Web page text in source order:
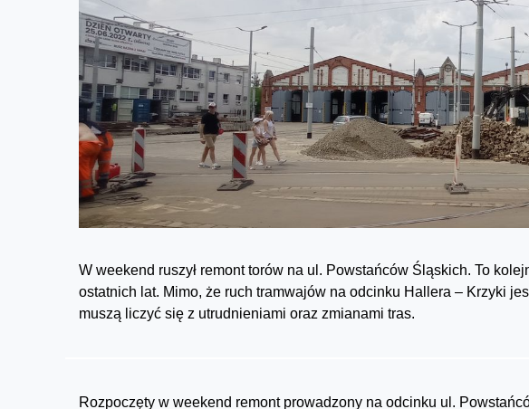
W weekend ruszył remont torów na ul. Powstańców Śląskich. To
ostatnich lat. Mimo, że ruch tramwajów na odcinku Hallera – Krzyki
muszą liczyć się z utrudnieniami oraz zmianami tras.
Rozpoczęty w weekend remont prowadzony na odcinku ul.